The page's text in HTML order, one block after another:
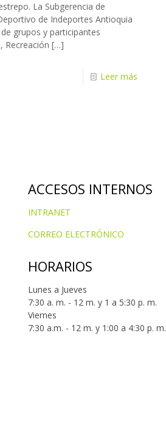
La Subgerencia de
de Indeportes Antioquia
grupos y participantes
Recreación […]
Leer más
ACCESOS INTERNOS
INTRANET
CORREO ELECTRÓNICO
HORARIOS
Lunes a Jueves
7:30 a. m. - 12 m. y 1 a 5:30 p. m.
Viernes
7:30 a.m. - 12 m. y 1:00 a 4:30 p. m.